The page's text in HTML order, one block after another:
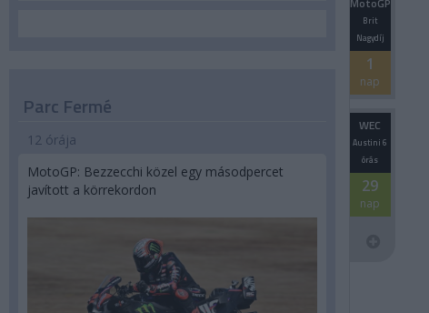
Brit
Nagydíj
1
nap
WEC
Austini 6
órás
29
nap
Parc Fermé
12 órája
MotoGP: Bezzecchi közel egy másodpercet
javított a körrekordon